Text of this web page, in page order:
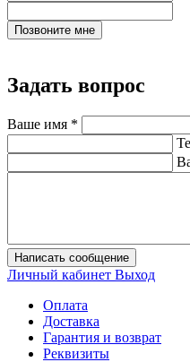
Позвоните мне
Задать вопрос
Ваше имя *
Написать сообщение
Личный кабинет Выход
Оплата
Доставка
Гарантия и возврат
Реквизиты